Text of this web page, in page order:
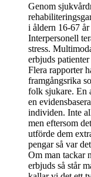
Genom
i åldern 16-67
Interpersonell
stress.
erbjuds
Flera rapporter
framgångsrika
folk sjukare. En
en
individen. Inte
men eftersom
utförde dem
pengar så var
Om man tackar
erbjuds så står